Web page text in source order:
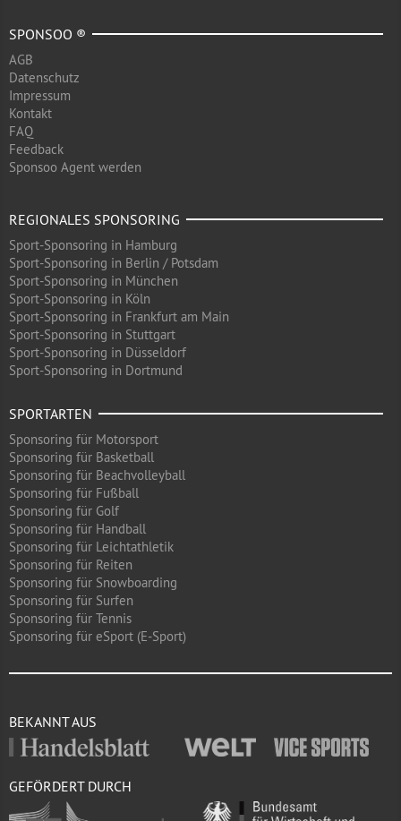
SPONSOO ®
AGB
Datenschutz
Impressum
Kontakt
FAQ
Feedback
Sponsoo Agent werden
REGIONALES SPONSORING
Sport-Sponsoring in Hamburg
Sport-Sponsoring in Berlin / Potsdam
Sport-Sponsoring in München
Sport-Sponsoring in Köln
Sport-Sponsoring in Frankfurt am Main
Sport-Sponsoring in Stuttgart
Sport-Sponsoring in Düsseldorf
Sport-Sponsoring in Dortmund
SPORTARTEN
Sponsoring für Motorsport
Sponsoring für Basketball
Sponsoring für Beachvolleyball
Sponsoring für Fußball
Sponsoring für Golf
Sponsoring für Handball
Sponsoring für Leichtathletik
Sponsoring für Reiten
Sponsoring für Snowboarding
Sponsoring für Surfen
Sponsoring für Tennis
Sponsoring für eSport (E-Sport)
BEKANNT AUS
GEFÖRDERT DURCH